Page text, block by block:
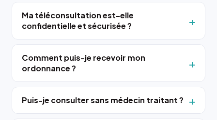
Ma téléconsultation est-elle
confidentielle et sécurisée ?
Comment puis-je recevoir mon
ordonnance ?
Puis-je consulter sans médecin traitant ?